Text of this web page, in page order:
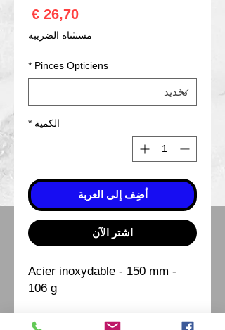
مستثناة الضريبة
Pinces Opticiens
*
الكمية *
أضِف إلى العربة
اشترِ الآن
Acier inoxydable - 150 mm -
106 g